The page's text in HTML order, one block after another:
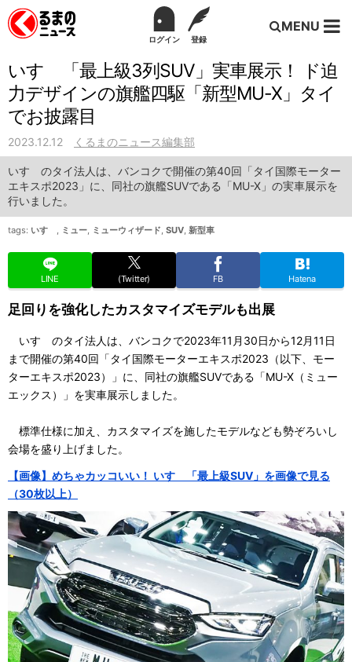
ログイン 登録
MENU
いすゞ「最上級3列SUV」実車展示！ ド迫
力デザインの旗艦四駆「新型MU-X」タイ
でお披露目
2023.12.12 くるまのニュース編集部
いすゞのタイ法人は、バンコクで開催の第40回「タイ国際モーター
エキスポ2023」に、同社の旗艦SUVである「MU-X」の実車展示を
行いました。
tags: いすゞ , ミュー, ミューウィザード, SUV, 新型車
LINE (Twitter) FB Hatena
足回りを強化したカスタマイズモデルも出展
いすゞのタイ法人は、バンコクで2023年11月30日から12月11日
まで開催の第40回「タイ国際モーターエキスポ2023（以下、モー
ターエキスポ2023）」に、同社の旗艦SUVである「MU-X（ミュー
エックス）」を実車展示しました。
標準仕様に加え、カスタマイズを施したモデルなども勢ぞろいし
会場を盛り上げました。
【画像】めちゃカッコいい！ いすゞ「最上級SUV」を画像で見る
（30枚以上）